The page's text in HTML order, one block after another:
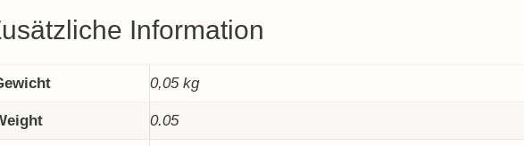
Information
0,05 kg
0.05